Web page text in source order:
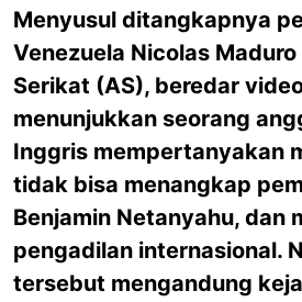
Menyusul ditangkapnya
Venezuela Nicolas
Serikat (AS), beredar
menunjukkan seorang
Inggris mempertanyakan
tidak bisa menangkap
Benjamin Netanyahu, dan
pengadilan internasional.
tersebut mengandung